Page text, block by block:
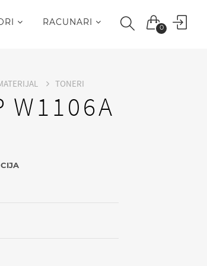
0
RACUNARI
TONERI
W1106A